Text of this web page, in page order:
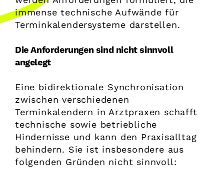
immense technische Aufwände für
Terminkalendersysteme darstellen.
Die Anforderungen sind nicht sinnvoll
angelegt
Eine bidirektionale Synchronisation
zwischen verschiedenen
Terminkalendern in Arztpraxen schafft
technische sowie betriebliche
Hindernisse und kann den Praxisalltag
behindern. Sie ist insbesondere aus
folgenden Gründen nicht sinnvoll: